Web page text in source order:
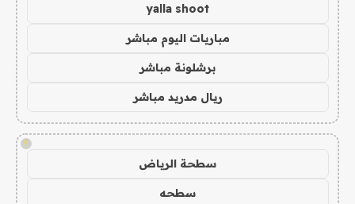
yalla shoot
مباريات اليوم مباشر
برشلونة مباشر
ريال مدريد مباشر
!
سطحة الرياض
سطحه